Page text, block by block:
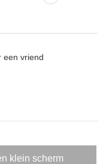
een vriend
klein scherm